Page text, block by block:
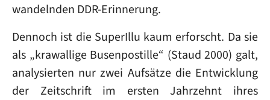
wandelnden DDR-Erinnerung.
Dennoch ist die SuperIllu kaum erforscht. Da sie
als „krawallige Busenpostille“ (Staud 2000) galt,
analysierten nur zwei Aufsätze die Entwicklung
der Zeitschrift im ersten Jahrzehnt ihres